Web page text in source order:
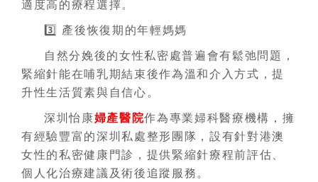
適度高的療程選擇。
3️⃣ 產後恢復期的年輕媽媽
自然分娩後的女性私密處普遍會有鬆弛問題，
緊縮針能在哺乳期結束後作為溫和介入方式，提
升性生活質素與自信心。
深圳怡康婦產醫院作為專業婦科醫療機構，擁
有經驗豐富的深圳私處整形團隊，設有針對港澳
女性的私密健康門診，提供緊縮針療程前評估、
個人化治療建議及術後追蹤服務。